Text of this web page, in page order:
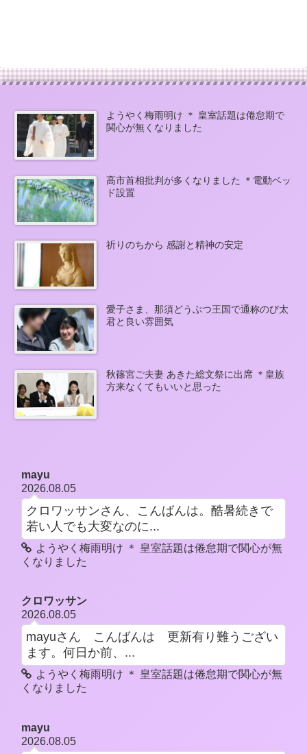
ようやく梅雨明け ＊ 皇室話題は倦怠期で
関心が無くなりました
高市首相批判が多くなりました ＊電動ベッ
ド設置
祈りのちから 感謝と精神の安定
愛子さま、那須どうぶつ王国で通称のび太
君と良い雰囲気
秋篠宮ご夫妻 あきた総文祭に出席 ＊皇族
方来なくてもいいと思った
mayu
2026.08.05
クロワッサンさん、こんばんは。酷暑続きで
若い人でも大変なのに...
ようやく梅雨明け ＊ 皇室話題は倦怠期で関心が無
くなりました
クロワッサン
2026.08.05
mayuさん こんばんは 更新有り難うござい
ます。何日か前、...
ようやく梅雨明け ＊ 皇室話題は倦怠期で関心が無
くなりました
mayu
2026.08.05